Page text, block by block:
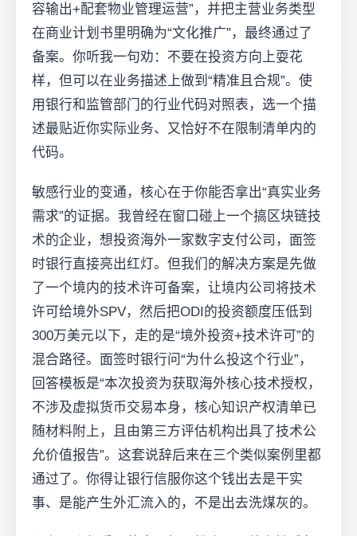
容输出+配套物业管理运营”，并把主营业务类型
在商业计划书里明确为“文化推广”，最终通过了
备案。你听我一句劝：不要在投资方向上耍花
样，但可以在业务描述上做到“精准且合规”。使
用银行和监管部门的行业代码对照表，选一个描
述最贴近你实际业务、又恰好不在限制清单内的
代码。
敏感行业的变通，核心在于你能否拿出“真实业务
需求”的证据。我曾经在窗口碰上一个搞区块链技
术的企业，想投资海外一家数字支付公司，面签
时银行直接亮出红灯。但我们的解决方案是先做
了一个境内的技术许可备案，让境内公司将技术
许可给境外SPV，然后把ODI的投资额度压低到
300万美元以下，走的是“境外投资+技术许可”的
混合路径。面签时银行问“为什么投这个行业”，
回答模板是“本次投资为获取海外核心技术授权，
不涉及虚拟货币交易本身，核心知识产权清单已
随材料附上，且由第三方评估机构出具了技术公
允价值报告”。这套说辞后来在三个类似案例里都
通过了。你得让银行信服你这个钱出去是干实
事、是能产生外汇流入的，不是出去洗煤灰的。